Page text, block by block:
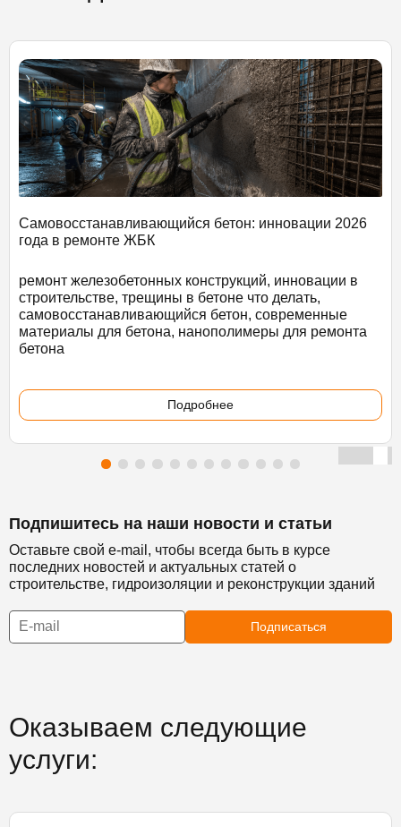
Самовосстанавливающийся бетон: инновации 2026
года в ремонте ЖБК
ремонт железобетонных конструкций, инновации в
строительстве, трещины в бетоне что делать,
самовосстанавливающийся бетон, современные
материалы для бетона, нанополимеры для ремонта
бетона
Подробнее
Подпишитесь на наши новости и статьи
Оставьте свой e-mail, чтобы всегда быть в курсе
последних новостей и актуальных статей о
строительстве, гидроизоляции и реконструкции зданий
Подписаться
Оказываем следующие
услуги: